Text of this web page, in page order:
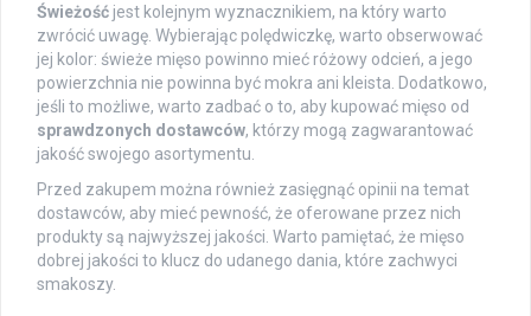
Świeżość jest kolejnym wyznacznikiem, na który warto
zwrócić uwagę. Wybierając polędwiczkę, warto obserwować
jej kolor: świeże mięso powinno mieć różowy odcień, a jego
powierzchnia nie powinna być mokra ani kleista. Dodatkowo,
jeśli to możliwe, warto zadbać o to, aby kupować mięso od
sprawdzonych dostawców, którzy mogą zagwarantować
jakość swojego asortymentu.
Przed zakupem można również zasięgnąć opinii na temat
dostawców, aby mieć pewność, że oferowane przez nich
produkty są najwyższej jakości. Warto pamiętać, że mięso
dobrej jakości to klucz do udanego dania, które zachwyci
smakoszy.